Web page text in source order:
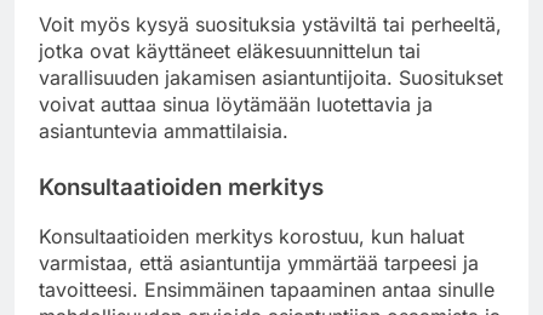
Voit myös kysyä suosituksia ystäviltä tai perheeltä,
jotka ovat käyttäneet eläkesuunnittelun tai
varallisuuden jakamisen asiantuntijoita. Suositukset
voivat auttaa sinua löytämään luotettavia ja
asiantuntevia ammattilaisia.
Konsultaatioiden merkitys
Konsultaatioiden merkitys korostuu, kun haluat
varmistaa, että asiantuntija ymmärtää tarpeesi ja
tavoitteesi. Ensimmäinen tapaaminen antaa sinulle